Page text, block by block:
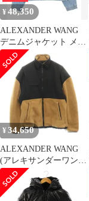
¥48,350
ALEXANDER WANG
デニムジャケット メン
ズ 【古着】【中古】
【送料無料】
¥ 34,650
ALEXANDER WANG
(アレキサンダーワン)
プラッシュダブルフリ
ース ナイロンコンボジ
ャケット UCC1233008